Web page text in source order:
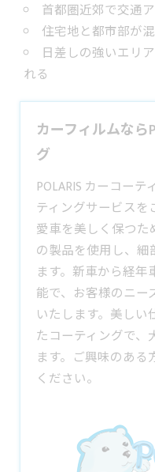
首都圏近郊で交通
住宅地と都市部が
日差しの強いエリ
れる
カーフィルムなら
グ
POLARIS カーコー
ティングサービスを
愛車を美しく保つた
の製品を使用し、
ます。新車から経
能で、お客様のニ
いたします。美し
たコーティングで、
ます。ご興味のあ
ください。